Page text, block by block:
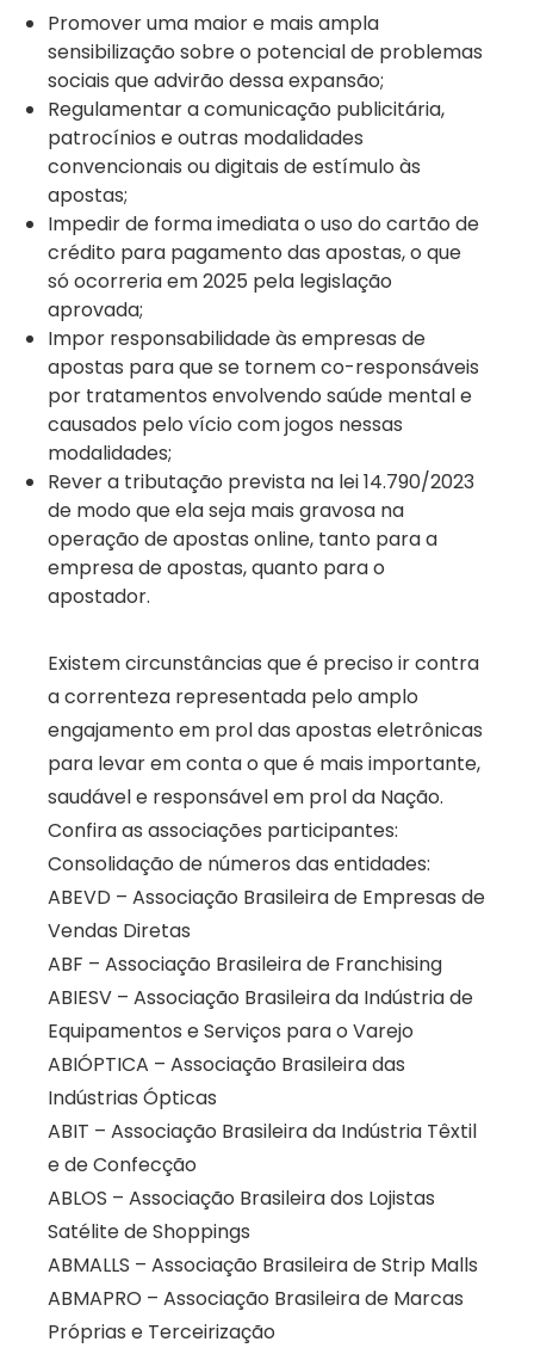
Promover uma maior e mais ampla
sensibilização sobre o potencial de problemas
sociais que advirão dessa expansão;
Regulamentar a comunicação publicitária,
patrocínios e outras modalidades
convencionais ou digitais de estímulo às
apostas;
Impedir de forma imediata o uso do cartão de
crédito para pagamento das apostas, o que
só ocorreria em 2025 pela legislação
aprovada;
Impor responsabilidade às empresas de
apostas para que se tornem co-responsáveis
por tratamentos envolvendo saúde mental e
causados pelo vício com jogos nessas
modalidades;
Rever a tributação prevista na lei 14.790/2023
de modo que ela seja mais gravosa na
operação de apostas online, tanto para a
empresa de apostas, quanto para o
apostador.
Existem circunstâncias que é preciso ir contra
a correnteza representada pelo amplo
engajamento em prol das apostas eletrônicas
para levar em conta o que é mais importante,
saudável e responsável em prol da Nação.
Confira as associações participantes:
Consolidação de números das entidades:
ABEVD – Associação Brasileira de Empresas de
Vendas Diretas
ABF – Associação Brasileira de Franchising
ABIESV – Associação Brasileira da Indústria de
Equipamentos e Serviços para o Varejo
ABIÓPTICA – Associação Brasileira das
Indústrias Ópticas
ABIT – Associação Brasileira da Indústria Têxtil
e de Confecção
ABLOS – Associação Brasileira dos Lojistas
Satélite de Shoppings
ABMALLS – Associação Brasileira de Strip Malls
ABMAPRO – Associação Brasileira de Marcas
Próprias e Terceirização